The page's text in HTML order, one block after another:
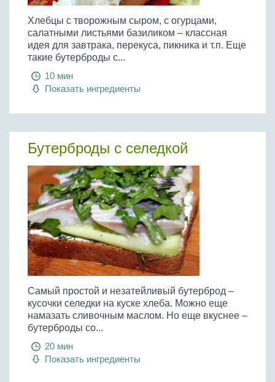
Хлебцы с творожным сыром, с огурцами,
салатными листьями базиликом – классная
идея для завтрака, перекуса, пикника и т.п. Еще
такие бутерброды с...
10 мин
Показать ингредиенты
Бутерброды с селедкой
Самый простой и незатейливый бутерброд –
кусочки селедки на куске хлеба. Можно еще
намазать сливочным маслом. Но еще вкуснее –
бутерброды со...
20 мин
Показать ингредиенты